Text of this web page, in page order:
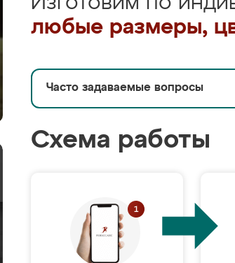
любые размеры,
Часто задаваемые вопросы
Схема работы